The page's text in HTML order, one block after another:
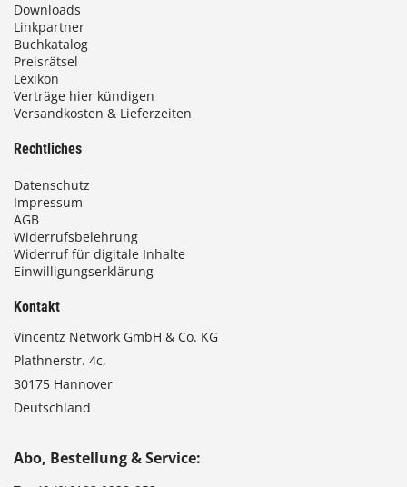
Downloads
Linkpartner
Buchkatalog
Preisrätsel
Lexikon
Verträge hier kündigen
Versandkosten & Lieferzeiten
Rechtliches
Datenschutz
Impressum
AGB
Widerrufsbelehrung
Widerruf für digitale Inhalte
Einwilligungserklärung
Kontakt
Vincentz Network GmbH & Co. KG
Plathnerstr. 4c,
30175 Hannover
Deutschland
Abo, Bestellung & Service: